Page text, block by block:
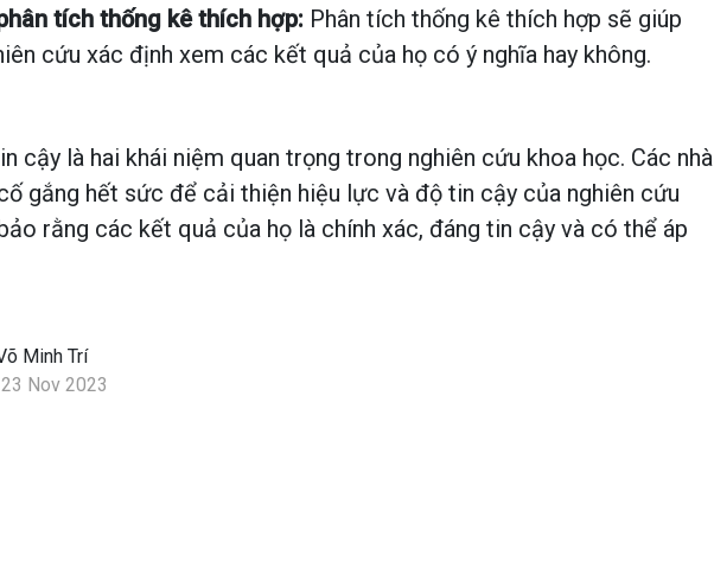
tích thống kê thích hợp: Phân tích thống kê thích hợp sẽ giúp
cứu xác định xem các kết quả của họ có ý nghĩa hay không.
cậy là hai khái niệm quan trọng trong nghiên cứu khoa học. Các nhà
gắng hết sức để cải thiện hiệu lực và độ tin cậy của nghiên cứu
rằng các kết quả của họ là chính xác, đáng tin cậy và có thể áp
Minh Trí
Nov 2023